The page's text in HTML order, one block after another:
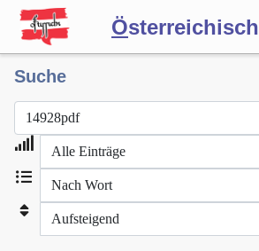
Österreichisch
Wörterbuch
Forum
Blog
Suche